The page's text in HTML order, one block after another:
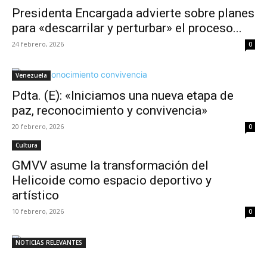
Presidenta Encargada advierte sobre planes
para «descarrilar y perturbar» el proceso...
24 febrero, 2026 0
Venezuela
Pdta. (E): «Iniciamos una nueva etapa de
paz, reconocimiento y convivencia»
20 febrero, 2026 0
Cultura
GMVV asume la transformación del
Helicoide como espacio deportivo y
artístico
10 febrero, 2026 0
NOTICIAS RELEVANTES